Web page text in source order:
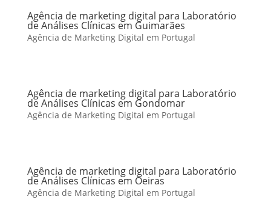
Agência de marketing digital para Laboratório
de Análises Clínicas em Guimarães
Agência de Marketing Digital em Portugal
Agência de marketing digital para Laboratório
de Análises Clínicas em Gondomar
Agência de Marketing Digital em Portugal
Agência de marketing digital para Laboratório
de Análises Clínicas em Oeiras
Agência de Marketing Digital em Portugal